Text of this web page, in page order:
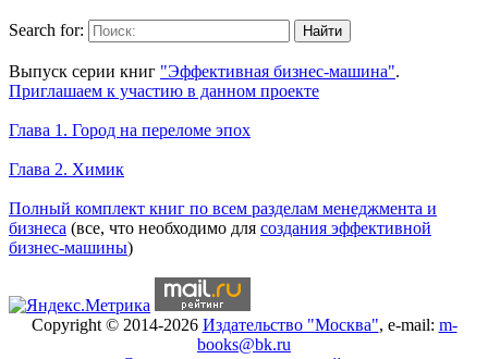
Search for:
Выпуск серии книг "Эффективная бизнес-машина".
Приглашаем к участию в данном проекте
Глава 1. Город на переломе эпох
Глава 2. Химик
Полный комплект книг по всем разделам менеджмента и
бизнеса (все, что необходимо для создания эффективной
бизнес-машины)
Copyright © 2014-2026 Издательство "Москва", e-mail: m-
books@bk.ru